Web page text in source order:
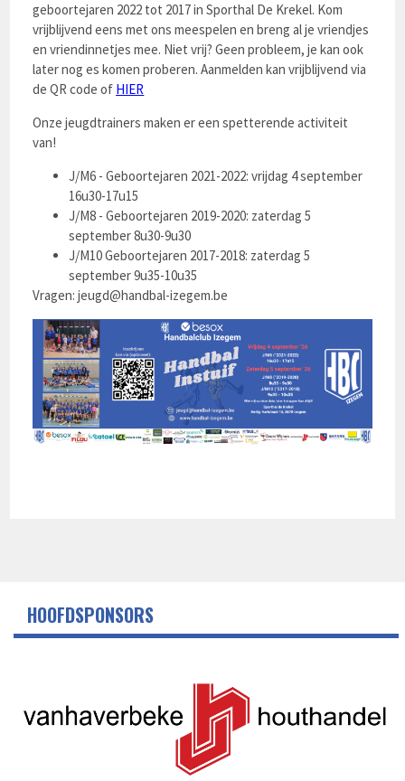
geboortejaren 2022 tot 2017 in Sporthal De Krekel. Kom
vrijblijvend eens met ons meespelen en breng al je vriendjes
en vriendinnetjes mee. Niet vrij? Geen probleem, je kan ook
later nog es komen proberen. Aanmelden kan vrijblijvend via
de QR code of HIER
Onze jeugdtrainers maken er een spetterende activiteit
van!
J/M6 - Geboortejaren 2021-2022: vrijdag 4 september
16u30-17u15
J/M8 - Geboortejaren 2019-2020: zaterdag 5
september 8u30-9u30
J/M10 Geboortejaren 2017-2018: zaterdag 5
september 9u35-10u35
Vragen:jeugd@handbal-izegem.be
HOOFDSPONSORS